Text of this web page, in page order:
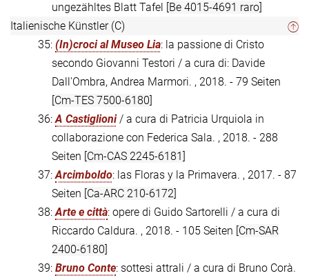
ungezähltes Blatt Tafel
[Be 4015-4691 raro]
Italienische Künstler (C)
35: (In)croci al Museo Lia: la passione di Cristo
secondo Giovanni Testori / a cura di: Davide
Dall'Ombra, Andrea Marmori. , 2018. - 79 Seiten
[Cm-TES 7500-6180]
36:A Castiglioni/ a cura di Patricia Urquiola in
collaborazione con Federica Sala. , 2018. - 288
Seiten [Cm-CAS 2245-6181]
37:Arcimboldo: las Floras y la Primavera. , 2017. - 87
Seiten [Ca-ARC 210-6172]
38:Arte e città: opere di Guido Sartorelli / a cura di
Riccardo Caldura. , 2018. - 105 Seiten [Cm-SAR
2400-6180]
39: Bruno Conte: sottesi attrali / a cura di Bruno Corà.